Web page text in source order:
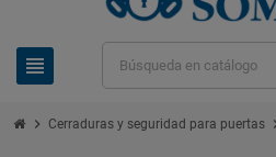
view_headline
chevron_right Cerraduras y seguridad para puertas